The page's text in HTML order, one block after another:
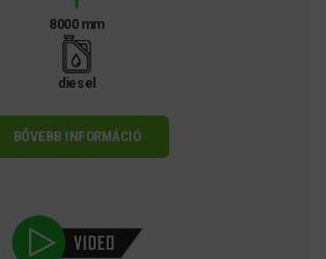
8000 mm
diesel
BŐVEBB INFORMÁCIÓ